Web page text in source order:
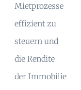
Mietprozesse
effizient zu
steuern und
die Rendite
der Immobilie